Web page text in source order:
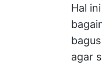
Hal
agar